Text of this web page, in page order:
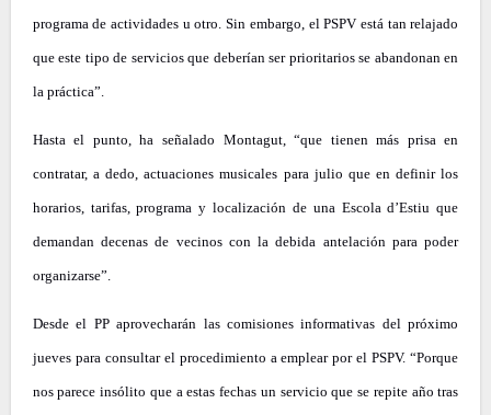
programa de actividades u otro. Sin embargo, el PSPV está tan relajado
que este tipo de servicios que deberían ser prioritarios se abandonan en
la práctica”.
Hasta el punto, ha señalado Montagut, “que tienen más prisa en
contratar, a dedo, actuaciones musicales para julio que en definir los
horarios, tarifas, programa y localización de una Escola d’Estiu que
demandan decenas de vecinos con la debida antelación para poder
organizarse”.
Desde el PP aprovecharán las comisiones informativas del próximo
jueves para consultar el procedimiento a emplear por el PSPV. “Porque
nos parece insólito que a estas fechas un servicio que se repite año tras